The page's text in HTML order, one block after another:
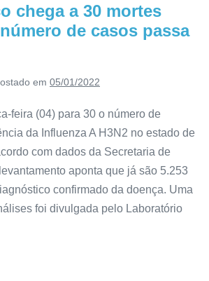
chega a 30 mortes
de casos passa
em 05/01/2022
feira (04) para 30 o número de
da Influenza A H3N2 no estado de
com dados da Secretaria de
aponta que já são 5.253
confirmado da doença. Uma
foi divulgada pelo Laboratório